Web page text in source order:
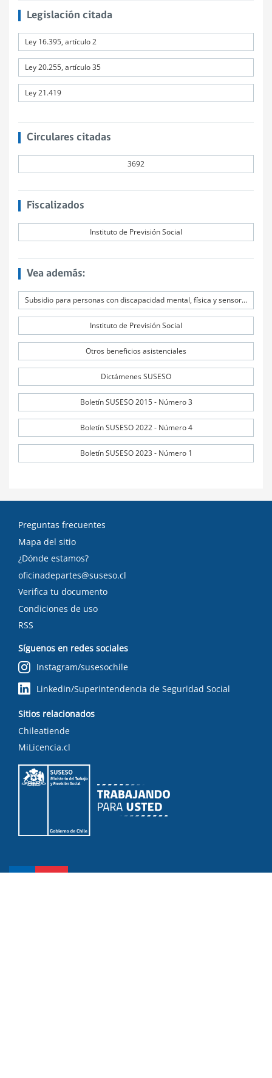
Legislación citada
Ley 16.395, artículo 2
Ley 20.255, artículo 35
Ley 21.419
Circulares citadas
3692
Fiscalizados
Instituto de Previsión Social
Vea además:
Subsidio para personas con discapacidad mental, física y sensorial severa, menores de 18 años
Instituto de Previsión Social
Otros beneficios asistenciales
Dictámenes SUSESO
Boletín SUSESO 2015 - Número 3
Boletín SUSESO 2022 - Número 4
Boletín SUSESO 2023 - Número 1
Preguntas frecuentes
Mapa del sitio
¿Dónde estamos?
oficinadepartes@suseso.cl
Verifica tu documento
Condiciones de uso
RSS
Síguenos en redes sociales
Instagram/susesochile
Linkedin/Superintendencia de Seguridad Social
Sitios relacionados
Chileatiende
MiLicencia.cl